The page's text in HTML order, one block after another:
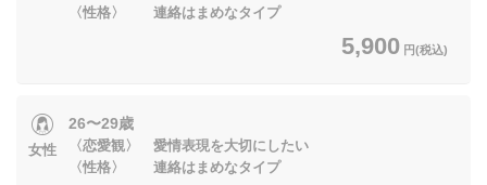
〈性格〉 連絡はまめなタイプ
5,900 円(税込)
女性
26〜29歳
〈恋愛観〉 愛情表現を大切にしたい
〈性格〉 連絡はまめなタイプ